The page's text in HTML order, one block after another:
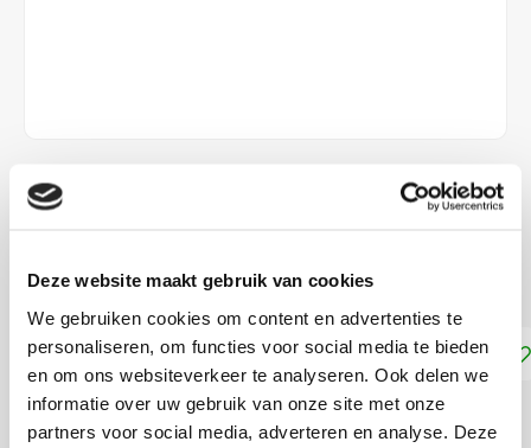
Deze website maakt gebruik van cookies
We gebruiken cookies om content en advertenties te
personaliseren, om functies voor social media te bieden
en om ons websiteverkeer te analyseren. Ook delen we
informatie over uw gebruik van onze site met onze
partners voor social media, adverteren en analyse. Deze
€6,30
voor leer en imitatieleerLees meer
Toevoegen aan winkelwagen
DELEN: